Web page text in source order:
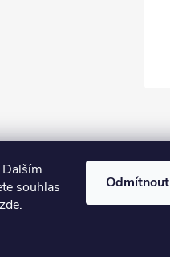
souhlas
zde.
Odmítnout